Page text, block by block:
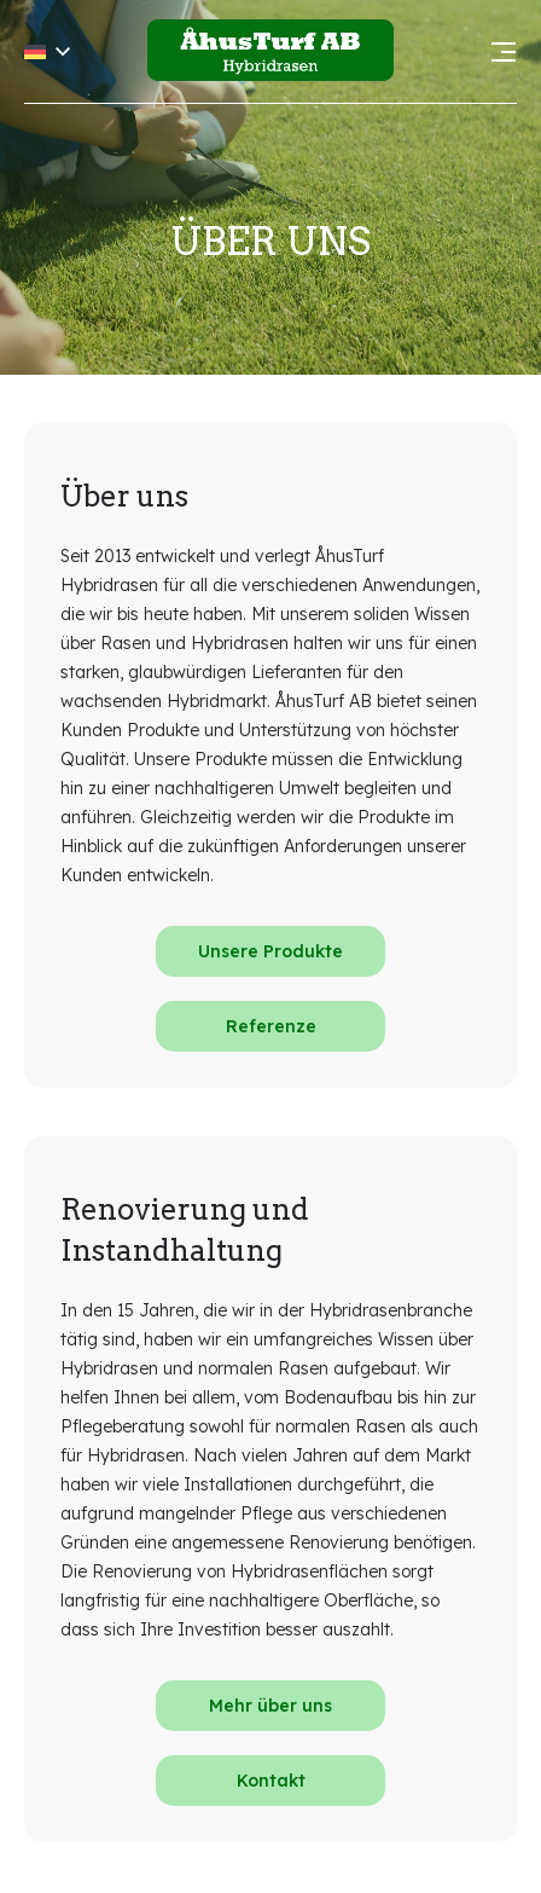
ÜBER UNS
Über uns
Seit 2013 entwickelt und verlegt ÅhusTurf
Hybridrasen für all die verschiedenen Anwendungen,
die wir bis heute haben. Mit unserem soliden Wissen
über Rasen und Hybridrasen halten wir uns für einen
starken, glaubwürdigen Lieferanten für den
wachsenden Hybridmarkt. ÅhusTurf AB bietet seinen
Kunden Produkte und Unterstützung von höchster
Qualität. Unsere Produkte müssen die Entwicklung
hin zu einer nachhaltigeren Umwelt begleiten und
anführen. Gleichzeitig werden wir die Produkte im
Hinblick auf die zukünftigen Anforderungen unserer
Kunden entwickeln.
Unsere Produkte
Referenze
Renovierung und
Instandhaltung
In den 15 Jahren, die wir in der Hybridrasenbranche
tätig sind, haben wir ein umfangreiches Wissen über
Hybridrasen und normalen Rasen aufgebaut. Wir
helfen Ihnen bei allem, vom Bodenaufbau bis hin zur
Pflegeberatung sowohl für normalen Rasen als auch
für Hybridrasen. Nach vielen Jahren auf dem Markt
haben wir viele Installationen durchgeführt, die
aufgrund mangelnder Pflege aus verschiedenen
Gründen eine angemessene Renovierung benötigen.
Die Renovierung von Hybridrasenflächen sorgt
langfristig für eine nachhaltigere Oberfläche, so
dass sich Ihre Investition besser auszahlt.
Mehr über uns
Kontakt